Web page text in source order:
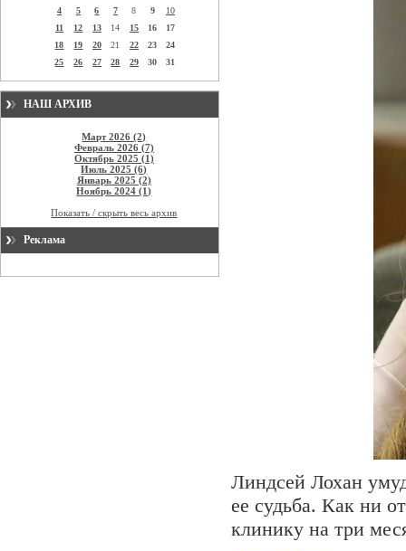
4
5 6 7 8 9
10
11
12 13 14 15 16
17
18
19 20 21 22 23
24
25
26 27 28 29 30 31
НАШ АРХИВ
Март 2026 (2)
Февраль 2026 (7)
Октябрь 2025 (1)
Июль 2025 (6)
Январь 2025 (2)
Ноябрь 2024 (1)
Показать / скрыть весь архив
Реклама
Линдсей Лохан
ее судьба. Как ни
клинику на три